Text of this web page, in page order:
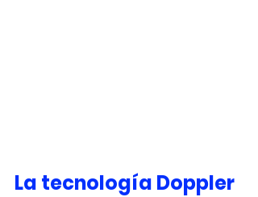
La tecnología Doppler